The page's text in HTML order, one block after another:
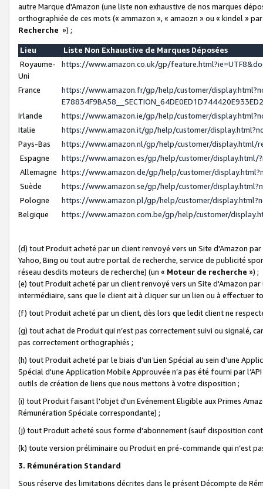
autre Marque d'Amazon (une liste non exhaustive de nos marques
orthographiée de ces mots (« ammazon », « amaozn » ou « kindel »
Recherche ») ;
Lieu
Liste Non Exhaustive de Marques Déposées
Royaume-
Uni
https://www.amazon.co.uk/gp/
France
https://www.amazon.fr/gp/help/customer/
Irlande
https://www.amazon.ie/gp/help/customer/
Italie
https://www.amazon.it/gp/help/customer/
Pays-Bas
https://www.amazon.nl/gp/help/customer/display.html/
Espagne
https://www.amazon.es/gp/help/customer/display.html/
Allemagne https://www.amazon.de/gp/help/customer/
Suède
https://www.amazon.se/gp/help/customer/
Pologne
https://www.amazon.pl/gp/help/customer/
Belgique
https://www.amazon.com.be/gp/help/customer/
(d) tout Produit acheté par un client renvoyé vers un Site d'Amazon
Yahoo, Bing ou tout autre portail de recherche, service de publicité
réseau desdits moteurs de recherche) (un « Moteur de recherche ») ;
(e) tout Produit acheté par un client renvoyé vers un Site d'Amazon
intermédiaire, sans que le client ait à cliquer sur un lien ou à
(f) tout Produit acheté par un client, dès lors que ledit client ne
(g) tout achat de Produit qui n’est pas correctement suivi ou signalé,
pas correctement orthographiés ;
(h) tout Produit acheté par le biais d’un Lien Spécial au sein d’une
Spécial d'une Application Mobile Approuvée n’a pas été fourni par
outils de création de liens que nous mettons à votre disposition ;
(i) tout Produit faisant l'objet d'un Evénement Eligible aux Primes
Rémunération Spéciale correspondante) ;
(j) tout Produit acheté sous forme d'abonnement (sauf disposition
(k) toute version préliminaire ou Produit en pré-commande qui n’est
3. Rémunération Standard
Sous réserve des limitations décrites dans le présent Décompte de